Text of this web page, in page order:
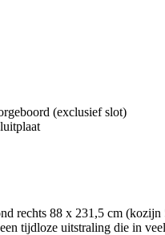
(exclusief slot)
88 x 231,5 cm (kozijn
tijdloze uitstraling die in